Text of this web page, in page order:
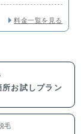
料金一覧を見る
所お試しプラン
毛